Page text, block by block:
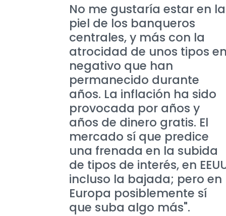
No me gustaría estar en la
piel de los banqueros
centrales, y más con la
atrocidad de unos tipos
negativo que han
permanecido durante
años. La inflación ha sido
provocada por años y
años de dinero gratis. El
mercado sí que predice
una frenada en la subida
de tipos de interés, en
incluso la bajada; pero en
Europa posiblemente sí
que suba algo más".